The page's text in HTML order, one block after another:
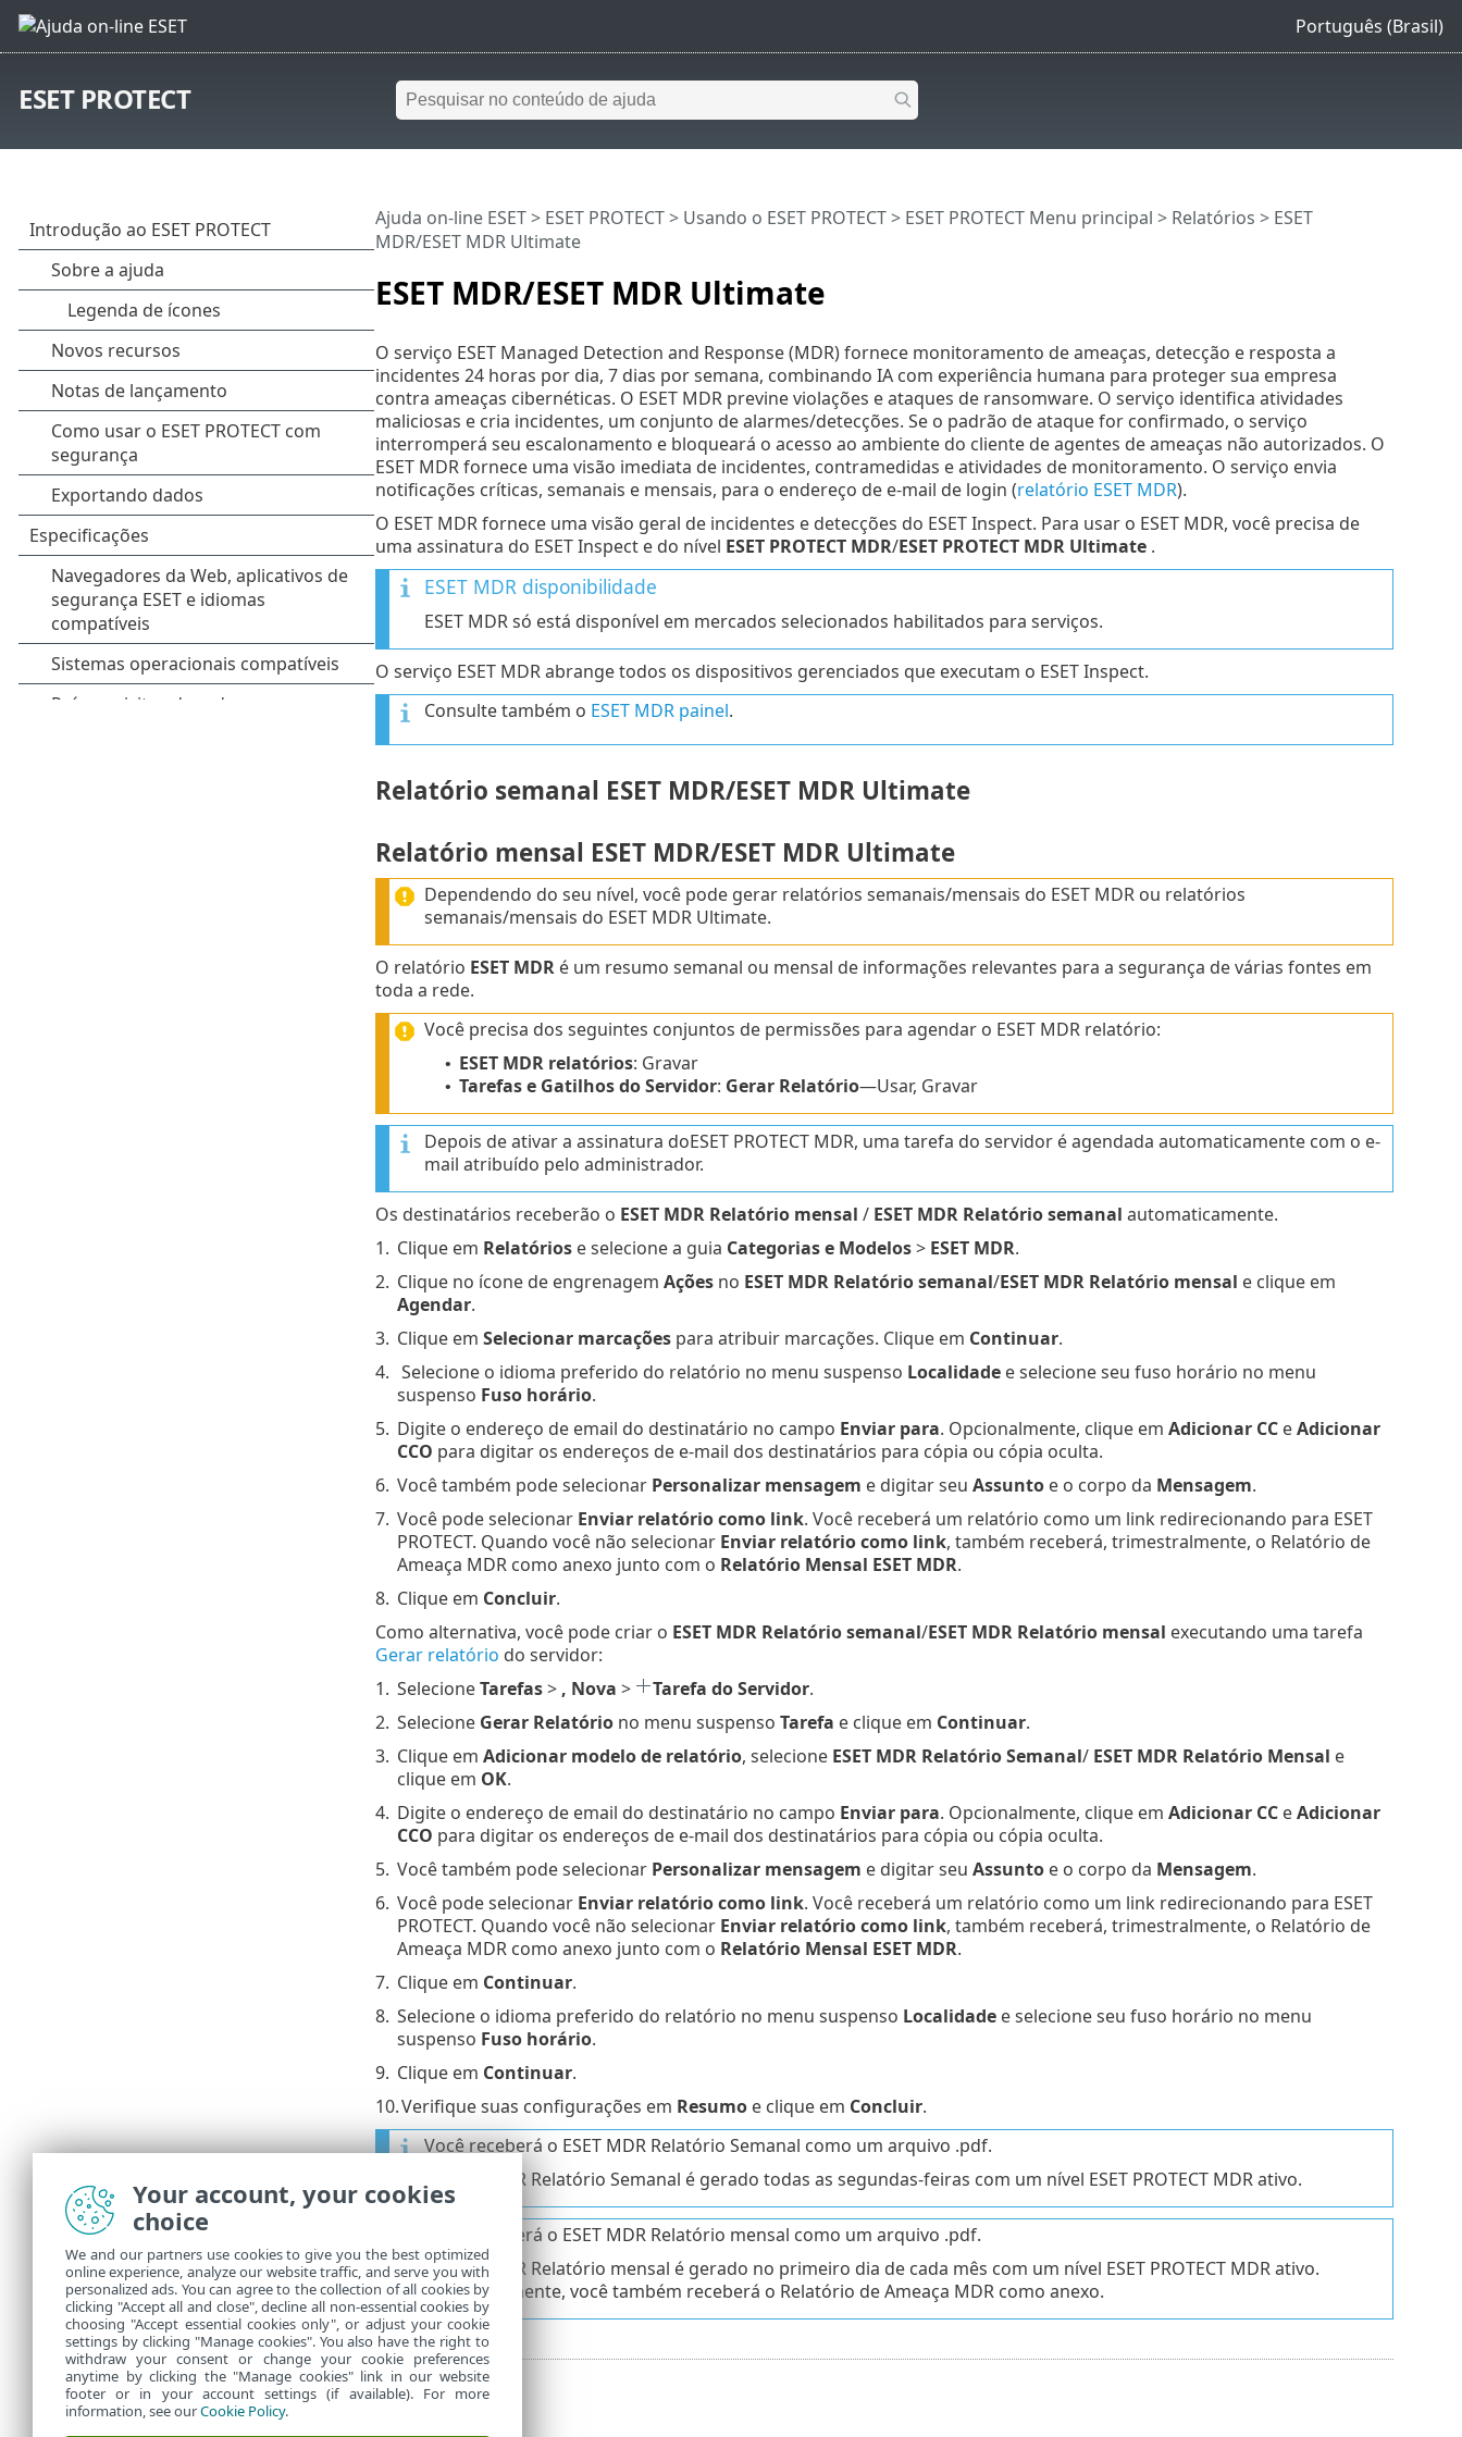
Português (Brasil)
ESET PROTECT
ESET MDR/ESET MDR Ultimate
Ajuda on-line ESET> ESET PROTECT> Usando o ESET PROTECT> ESET PROTECT Menu principal > Relatórios > ESET
MDR/ESET MDR Ultimate
O serviço ESET Managed Detection and Response (MDR) fornece monitoramento de ameaças, detecção e resposta a
incidentes 24 horas por dia, 7 dias por semana, combinando IA com experiência humana para proteger sua empresa
contra ameaças cibernéticas. O ESET MDR previne violações e ataques de ransomware. O serviço identifica atividades
maliciosas e cria incidentes, um conjunto de alarmes/detecções. Se o padrão de ataque for confirmado, o serviço
interromperá seu escalonamento e bloqueará o acesso ao ambiente do cliente de agentes de ameaças não autorizados. O
ESET MDR fornece uma visão imediata de incidentes, contramedidas e atividades de monitoramento. O serviço envia
notificações críticas, semanais e mensais, para o endereço de e-mail de login (relatório ESET MDR).
O ESET MDR fornece uma visão geral de incidentes e detecções do ESET Inspect. Para usar o ESET MDR, você precisa de
uma assinatura do ESET Inspect e do nível ESET PROTECT MDR/ESET PROTECT MDR Ultimate .
ESET MDR disponibilidade
ESET MDR só está disponível em mercados selecionados habilitados para serviços.
O serviço ESET MDR abrange todos os dispositivos gerenciados que executam o ESET Inspect.
Consulte também o ESET MDR painel.
Relatório semanal ESET MDR/ESET MDR Ultimate
Relatório mensal ESET MDR/ESET MDR Ultimate
Dependendo do seu nível, você pode gerar relatórios semanais/mensais do ESET MDR ou relatórios
semanais/mensais do ESET MDR Ultimate.
O relatório ESET MDRé um resumo semanal ou mensal de informações relevantes para a segurança de várias fontes em
toda a rede.
Você precisa dos seguintes conjuntos de permissões para agendar o ESET MDR relatório:
• ESET MDR relatórios: Gravar
• Tarefas e Gatilhos do Servidor: Gerar Relatório—Usar, Gravar
Depois de ativar a assinatura doESET PROTECT MDR, uma tarefa do servidor é agendada automaticamente com o e-
mail atribuído pelo administrador.
Os destinatários receberão o ESET MDR Relatório mensal / ESET MDR Relatório semanal automaticamente.
1. Clique em Relatóriose selecione a guia Categorias e Modelos> ESET MDR.
2. Clique no ícone de engrenagem Açõesno ESET MDR Relatório semanal/ESET MDR Relatório mensal e clique em
Agendar.
3. Clique em Selecionar marcaçõespara atribuir marcações. Clique em Continuar.
4. Selecione o idioma preferido do relatório no menu suspenso Localidadee selecione seu fuso horário no menu
suspenso Fuso horário.
5. Digite o endereço de email do destinatário no campo Enviar para. Opcionalmente, clique em Adicionar CCeAdicionar
CCO para digitar os endereços de e-mail dos destinatários para cópia ou cópia oculta.
6. Você também pode selecionar Personalizar mensagem e digitar seu Assuntoe o corpo da Mensagem.
7. Você pode selecionar Enviar relatório como link. Você receberá um relatório como um link redirecionando para ESET
PROTECT. Quando você não selecionar Enviar relatório como link, também receberá, trimestralmente, o Relatório de
Ameaça MDR como anexo junto com o Relatório Mensal ESET MDR.
8. Clique em Concluir.
Como alternativa, você pode criar o ESET MDR Relatório semanal/ESET MDR Relatório mensal executando uma tarefa
Gerar relatório do servidor:
1. SelecioneTarefas> , Nova > Tarefa do Servidor.
2. Selecione Gerar Relatóriono menu suspenso Tarefa e clique em Continuar.
3. Clique em Adicionar modelo de relatório, selecione ESET MDR Relatório Semanal/ ESET MDR Relatório Mensal e
clique em OK.
4. Digite o endereço de email do destinatário no campo Enviar para. Opcionalmente, clique em Adicionar CCeAdicionar
CCO para digitar os endereços de e-mail dos destinatários para cópia ou cópia oculta.
5. Você também pode selecionar Personalizar mensagem e digitar seu Assuntoe o corpo da Mensagem.
6. Você pode selecionar Enviar relatório como link. Você receberá um relatório como um link redirecionando para ESET
PROTECT. Quando você não selecionar Enviar relatório como link, também receberá, trimestralmente, o Relatório de
Ameaça MDR como anexo junto com o Relatório Mensal ESET MDR.
7. Clique em Continuar.
8. Selecione o idioma preferido do relatório no menu suspenso Localidadee selecione seu fuso horário no menu
suspenso Fuso horário.
9. Clique em Continuar.
10.Verifique suas configurações em Resumoe clique em Concluir.
Você receberá o ESET MDR Relatório Semanal como um arquivo .pdf.
O ESET MDR Relatório Semanal é gerado todas as segundas-feiras com um nível ESET PROTECT MDR ativo.
Você receberá o ESET MDR Relatório mensal como um arquivo .pdf.
O ESET MDR Relatório mensal é gerado no primeiro dia de cada mês com um nível ESET PROTECT MDR ativo.
Trimestralmente, você também receberá o Relatório de Ameaça MDR como anexo.
Your account, your cookies
choice
We and our partners use cookies to give you the best optimized
online experience, analyze our website traffic, and serve you with
personalized ads. You can agree to the collection of all cookies by
clicking "Accept all and close", decline all non-essential cookies by
choosing "Accept essential cookies only", or adjust your cookie
settings by clicking "Manage cookies". You also have the right to
withdraw your consent or change your cookie preferences
anytime by clicking the "Manage cookies" link in our website
footer or in your account settings (if available). For more
information, see ourCookie Policy.